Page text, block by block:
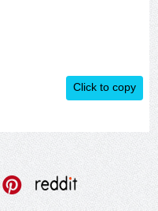
Click to copy